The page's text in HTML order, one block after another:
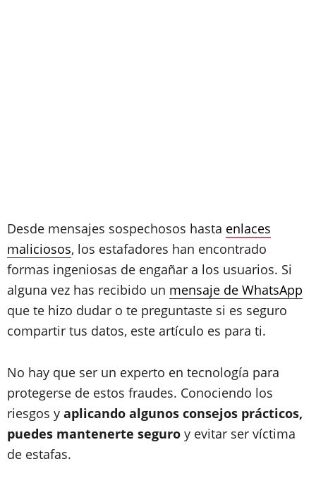
Desde mensajes sospechosos hasta enlaces
maliciosos, los estafadores han encontrado
formas ingeniosas de engañar a los usuarios. Si
alguna vez has recibido un mensaje de WhatsApp
que te hizo dudar o te preguntaste si es seguro
compartir tus datos, este artículo es para ti.
No hay que ser un experto en tecnología para
protegerse de estos fraudes. Conociendo los
riesgos y aplicando algunos consejos prácticos,
puedes mantenerte seguro y evitar ser víctima
de estafas.